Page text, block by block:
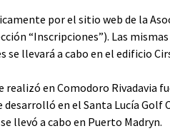
por el sitio web de la
“Inscripciones”). Las
llevará a cabo en el edificio
realizó en Comodoro Rivadavia
en el Santa Lucía Golf
llevó a cabo en Puerto Madryn.